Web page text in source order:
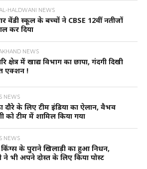
HALDWANI NEWS
वेंडी स्कूल के बच्चों ने CBSE 12वीं नतीजों
कर दिया
NEWS
क्षेत्र में खाद्य विभाग का छापा, गंदगी दिखी
एक्शन !
NEWS
दौरे के लिए टीम इंडिया का ऐलान, वैभव
को टीम में शामिल किया गया
NEWS
के पुराने खिलाड़ी का हुआ निधन,
ने भी अपने दोस्त के लिए किया पोस्ट